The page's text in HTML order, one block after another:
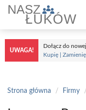
Przejdź
treści
UWAGA!
Dołącz do
Kupię |
Strona główna / Firmy /